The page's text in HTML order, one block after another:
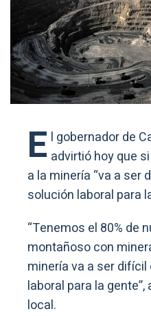
E l gobernador de
advirtió hoy que
a la minería “va a ser
solución laboral para
“Tenemos el 80% de
montañoso con
minería va a ser
laboral para la
local.